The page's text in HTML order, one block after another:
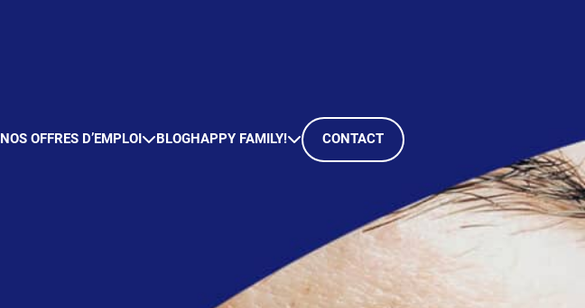
NOS OFFRES D’EMPLOI BLOGHAPPY FAMILY! CONTACT